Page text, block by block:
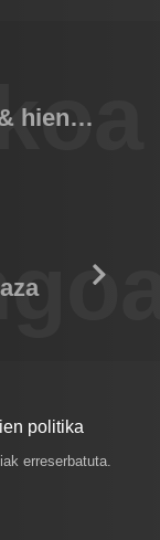
Zambia 2022, Leones & hienas 03
politika
erreserbatuta.